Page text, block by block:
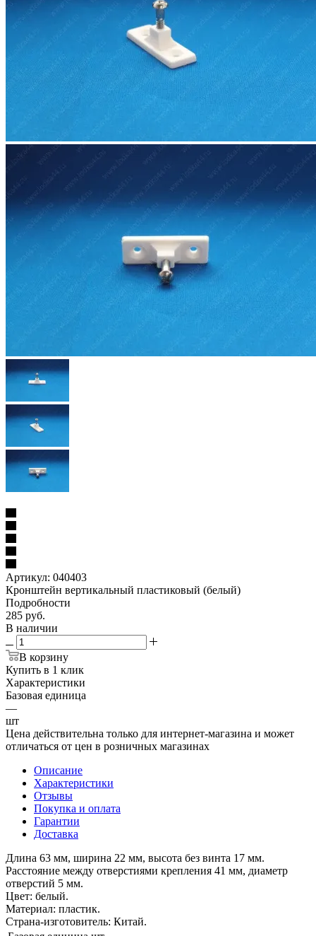
Артикул: 040403
Кронштейн вертикальный пластиковый (белый)
Подробности
285 руб.
В наличии
В корзину
Купить в 1 клик
Характеристики
Базовая единица
—
шт
Цена действительна только для интернет-магазина и может
отличаться от цен в розничных магазинах
Описание
Характеристики
Отзывы
Покупка и оплата
Гарантии
Доставка
Длина 63 мм, ширина 22 мм, высота без винта 17 мм.
Расстояние между отверстиями крепления 41 мм, диаметр
отверстий 5 мм.
Цвет: белый.
Материал: пластик.
Страна-изготовитель: Китай.